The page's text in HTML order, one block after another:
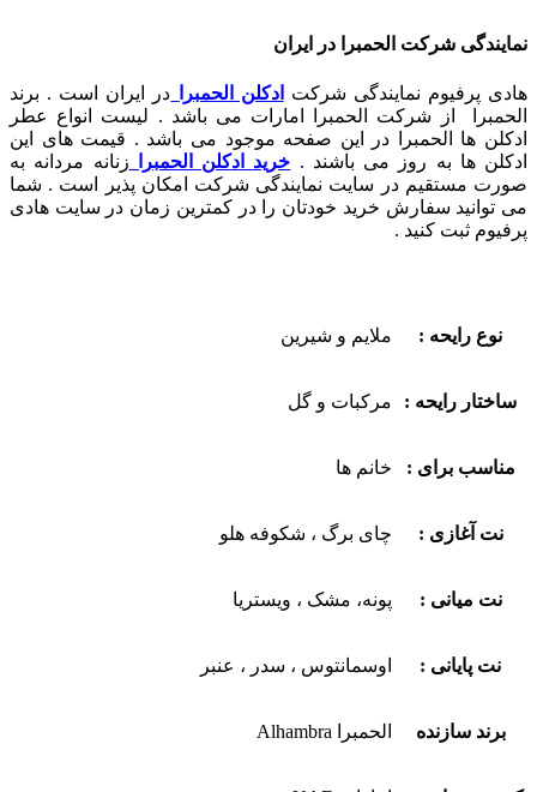
نمایندگی شرکت الحمبرا در ایران
هادی پرفیوم نمایندگی شرکت ادکلن الحمبرا
در ایران است . برند
الحمبرا از شرکت الحمبرا امارات می باشد . لیست انواع عطر
ادکلن ها الحمبرا در این صفحه موجود می باشد . قیمت های این
ادکلن ها به روز می باشند . خرید ادکلن الحمبرا زنانه مردانه به
صورت مستقیم در سایت نمایندگی شرکت امکان پذیر است . شما
می توانید سفارش خرید خودتان را در کمترین زمان در سایت هادی
پرفیوم ثبت کنید .
نوع رایحه : ملایم و شیرین
ساختار رایحه : مرکبات و گل
مناسب برای : خانم ها
نت آغازی : چای برگ ، شکوفه هلو
نت میانی : پونه، مشک ، ویستریا
نت پایانی : اوسمانتوس ، سدر ، عنبر
برند سازنده الحمبرا Alhambra